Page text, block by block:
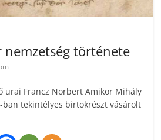
nemzetség története
urai Francz Norbert Amikor Mihály
ban tekintélyes birtokrészt vásárolt